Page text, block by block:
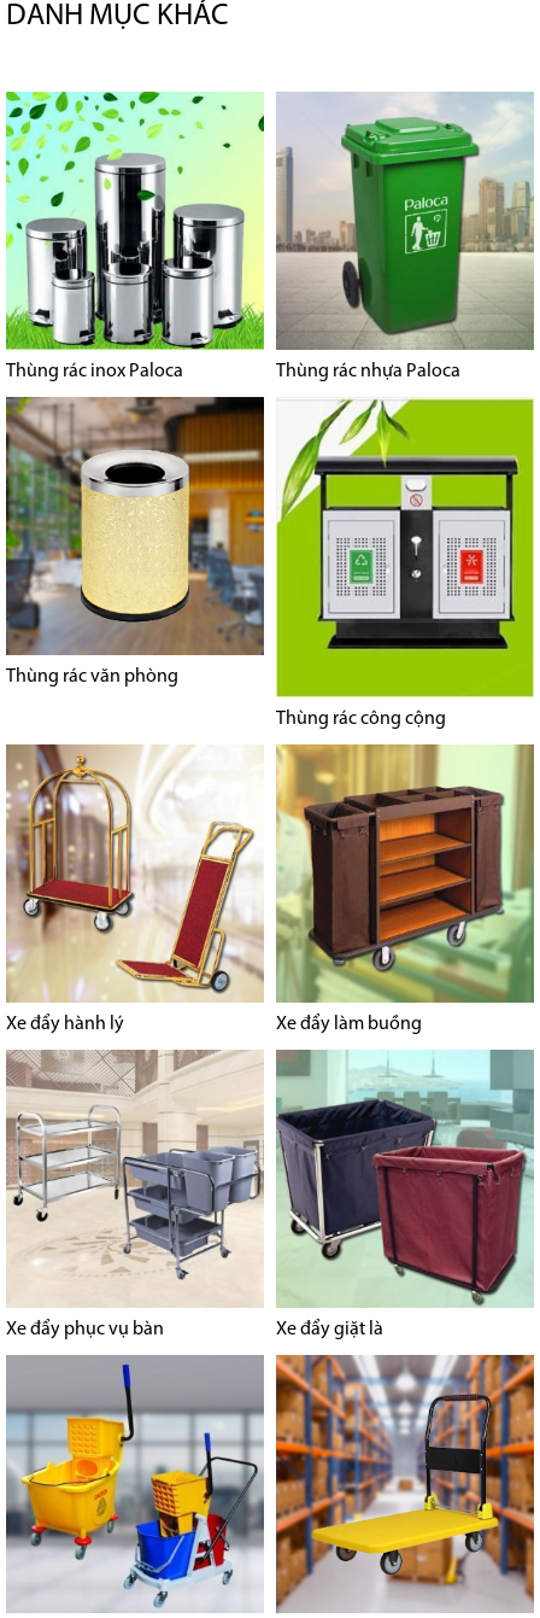
DANH MỤC KHÁC
Thùng rác inox Paloca Thùng rác nhựa Paloca
Thùng rác văn phòng
Thùng rác công cộng
Xe đẩy hành lý Xe đẩy làm buồng
Xe đẩy phục vụ bàn Xe đẩy giặt là